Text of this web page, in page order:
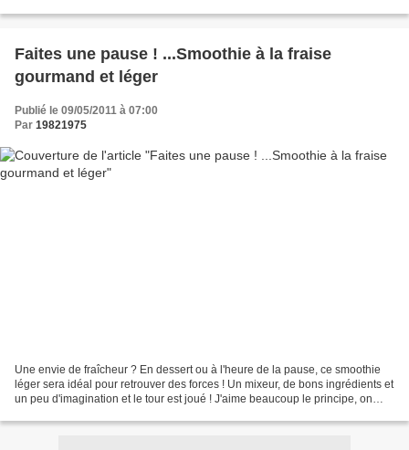
Faites une pause ! ...Smoothie à la fraise
gourmand et léger
Publié le 09/05/2011 à 07:00
Par 19821975
Une envie de fraîcheur ? En dessert ou à l'heure de la pause, ce smoothie
léger sera idéal pour retrouver des forces ! Un mixeur, de bons ingrédients et
un peu d'imagination et le tour est joué ! J'aime beaucoup le principe, on